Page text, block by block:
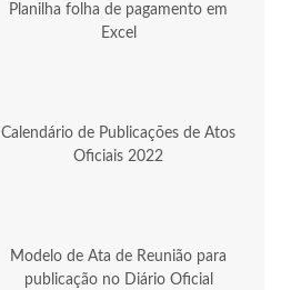
Planilha folha de pagamento em
Excel
Calendário de Publicações de Atos
Oficiais 2022
Modelo de Ata de Reunião para
publicação no Diário Oficial